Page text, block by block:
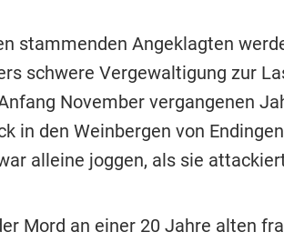
stammenden Angeklagten
schwere Vergewaltigung zur
November vergangenen
in den Weinbergen von
alleine joggen, als sie
Mord an einer 20 Jahre alten